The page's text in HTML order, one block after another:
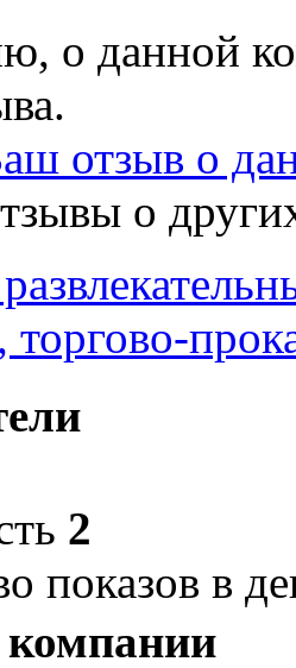
о данной
отзыв о
о
торгово-
2
показов в